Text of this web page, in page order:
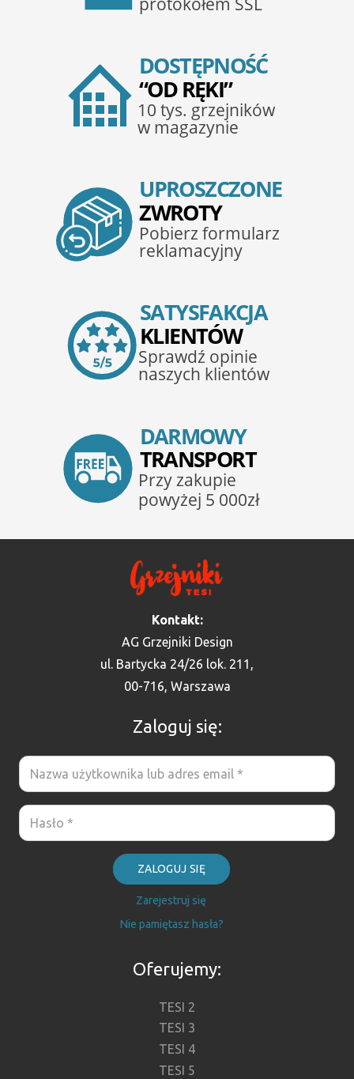
Kontakt:
AG Grzejniki Design
ul. Bartycka 24/26 lok. 211,
00-716, Warszawa
Zaloguj się:
ZALOGUJ SIĘ
Zarejestruj się
Nie pamiętasz hasła?
Oferujemy:
TESI 2
TESI 3
TESI 4
TESI 5